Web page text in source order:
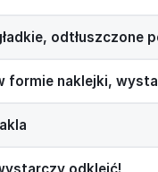
odtłuszczone
formie naklejki,